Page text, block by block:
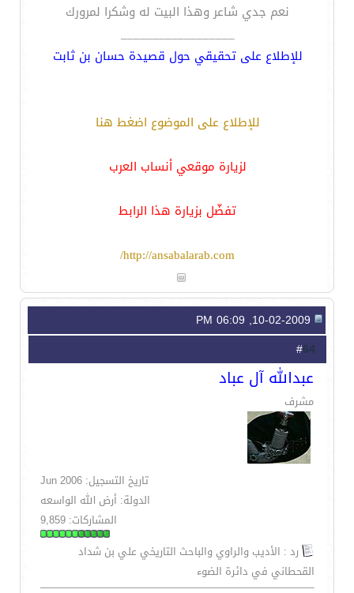
نعم جدي شاعر وهذا البيت له وشكرا لمرورك
__________________
للإطلاع على تحقيقي حول قصيدة حسان بن ثابت
للإطلاع على الموضوع اضغط هنا
لزيارة موقعي أنساب العرب
تفضّل بزيارة هذا الرابط
http://ansabalarab.com/
64
عبدالله آل عباد
مشرف
تاريخ التسجيل: Jun 2006
الدولة: أرض الله الواسعه
المشاركات: 9,859
رد : الأديب والراوي والباحث التاريخي علي بن شداد
القحطاني في دائرة الضوء